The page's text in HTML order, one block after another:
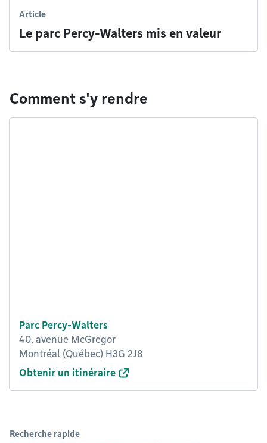
Article
Le parc Percy-Walters mis en valeur
Comment s'y rendre
Parc Percy-Walters
40, avenue McGregor
Montréal (Québec) H3G 2J8
Obtenir un itinéraire
Recherche rapide